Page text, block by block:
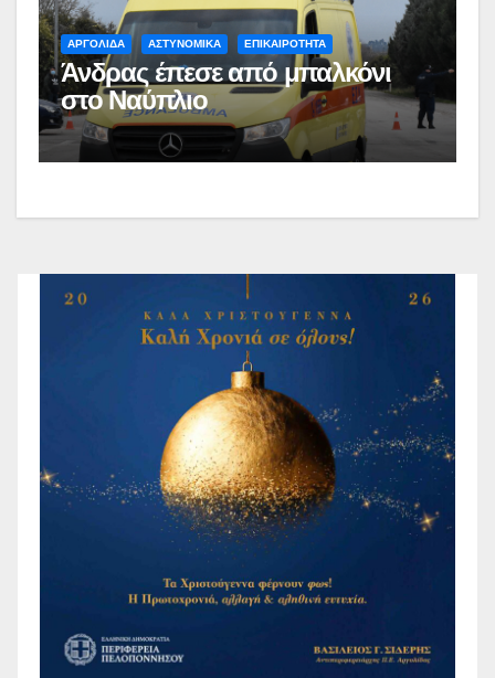
ΑΡΓΟΛΙΔΑ ΑΣΤΥΝΟΜΙΚΑ ΕΠΙΚΑΙΡΟΤΗΤΑ
Άνδρας έπεσε από μπαλκόνι
στο Ναύπλιο